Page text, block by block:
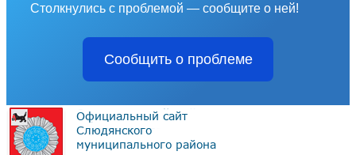
Столкнулись с проблемой — сообщите о ней!
Сообщить о проблеме